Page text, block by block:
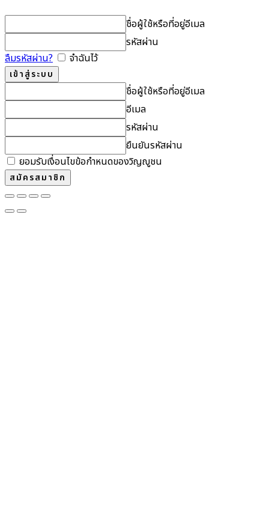
ชื่อผู้ใช้หรือที่อยู่อีเมล
รหัสผ่าน
ลืมรหัสผ่าน?
จำฉันไว้
ชื่อผู้ใช้หรือที่อยู่อีเมล
อีเมล
รหัสผ่าน
ยืนยันรหัสผ่าน
ยอมรับเงื่อนไขข้อกำหนดของวิญญูชน